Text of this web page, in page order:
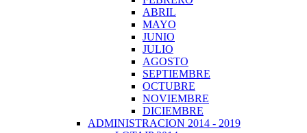
ABRIL
MAYO
JUNIO
JULIO
AGOSTO
SEPTIEMBRE
OCTUBRE
NOVIEMBRE
DICIEMBRE
ADMINISTRACION 2014 - 2019